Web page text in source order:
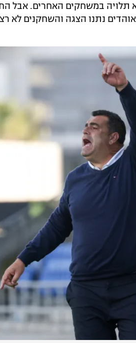
במשחקים האחרים. אבל
נתנו הצגה והשחקנים לא